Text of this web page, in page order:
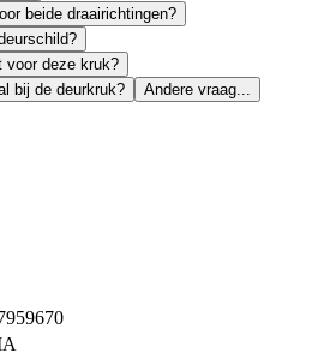
beide draairichtingen?
voor deze kruk?
bij de deurkruk?
Andere vraag...